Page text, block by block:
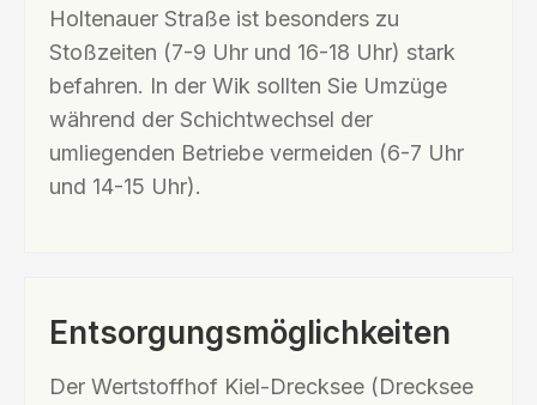
Holtenauer Straße ist besonders zu
Stoßzeiten (7-9 Uhr und 16-18 Uhr) stark
befahren. In der Wik sollten Sie Umzüge
während der Schichtwechsel der
umliegenden Betriebe vermeiden (6-7 Uhr
und 14-15 Uhr).
Entsorgungsmöglichkeiten
Der Wertstoffhof Kiel-Drecksee (Drecksee